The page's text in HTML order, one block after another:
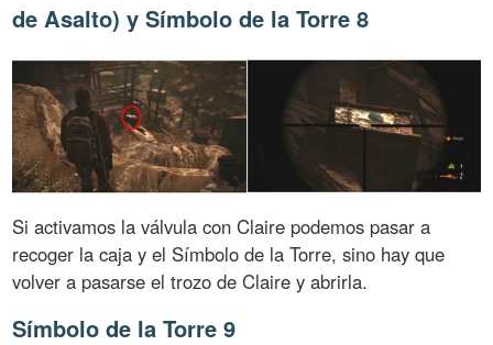
de Asalto) y Símbolo de la Torre 8
Si activamos la válvula con Claire podemos pasar a
recoger la caja y el Símbolo de la Torre, sino hay que
volver a pasarse el trozo de Claire y abrirla.
Símbolo de la Torre 9